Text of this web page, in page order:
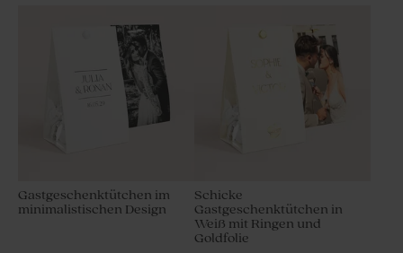
Gastgeschenktütchen im
minimalistischen Design
Schicke
Gastgeschenktütchen in
Weiß mit Ringen und
Goldfolie